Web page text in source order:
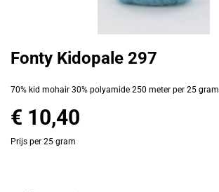
Fonty Kidopale 297
70% kid mohair 30% polyamide 250 meter per 25 gram
€ 10,40
Prijs per 25 gram